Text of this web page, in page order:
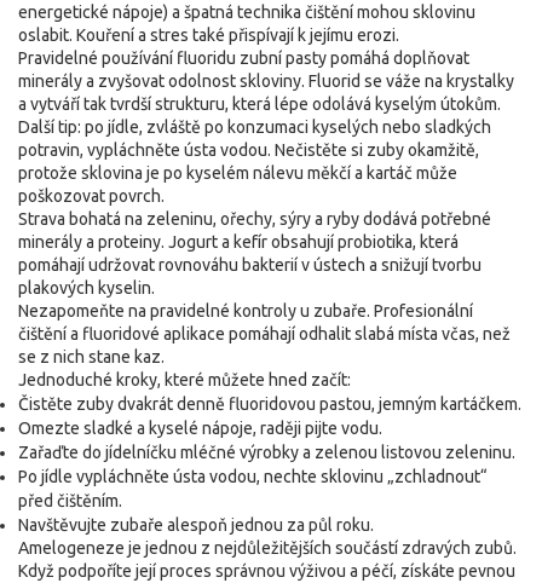
energetické nápoje) a špatná technika čištění mohou sklovinu
oslabit. Kouření a stres také přispívají k jejímu erozi.
Pravidelné používání fluoridu zubní pasty pomáhá doplňovat
minerály a zvyšovat odolnost skloviny. Fluorid se váže na krystalky
a vytváří tak tvrdší strukturu, která lépe odolává kyselým útokům.
Další tip: po jídle, zvláště po konzumaci kyselých nebo sladkých
potravin, vypláchněte ústa vodou. Nečistěte si zuby okamžitě,
protože sklovina je po kyselém nálevu měkčí a kartáč může
poškozovat povrch.
Strava bohatá na zeleninu, ořechy, sýry a ryby dodává potřebné
minerály a proteiny. Jogurt a kefír obsahují probiotika, která
pomáhají udržovat rovnováhu bakterií v ústech a snižují tvorbu
plakových kyselin.
Nezapomeňte na pravidelné kontroly u zubaře. Profesionální
čištění a fluoridové aplikace pomáhají odhalit slabá místa včas, než
se z nich stane kaz.
Jednoduché kroky, které můžete hned začít:
Čistěte zuby dvakrát denně fluoridovou pastou, jemným kartáčkem.
Omezte sladké a kyselé nápoje, raději pijte vodu.
Zařaďte do jídelníčku mléčné výrobky a zelenou listovou zeleninu.
Po jídle vypláchněte ústa vodou, nechte sklovinu „zchladnout“
před čištěním.
Navštěvujte zubaře alespoň jednou za půl roku.
Amelogeneze je jednou z nejdůležitějších součástí zdravých zubů.
Když podpoříte její proces správnou výživou a péčí, získáte pevnou